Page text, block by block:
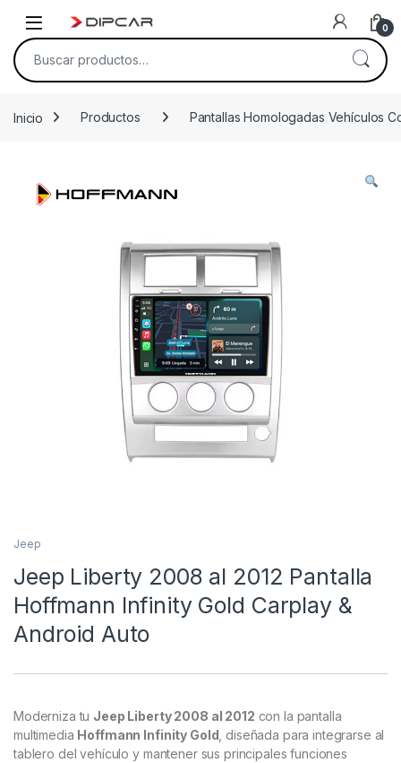
0
Buscar por:
Inicio Productos Pantallas Homologadas Vehículos
Jeep
Jeep Liberty 2008 al 2012 Pantalla
Hoffmann Infinity Gold Carplay &
Android Auto
Moderniza tu Jeep Liberty 2008 al 2012 con la pantalla
multimedia Hoffmann Infinity Gold , diseñada para integrarse al
tablero del vehículo y mantener sus principales funciones